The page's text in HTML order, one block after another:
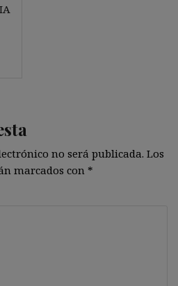
no será publicada. Los
marcados con *